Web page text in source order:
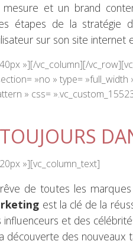
et un brand
étapes de la stratégie
sur son site internet
»][/vc_column][/
»no » type=
» css=
»][vc_column_text]
de toutes les
est la clé de la
et des
découverte des nouveaux